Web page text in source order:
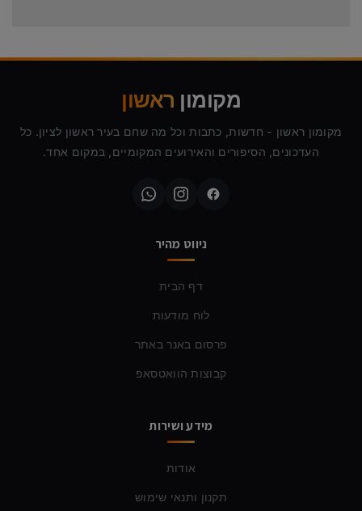
מקומון ראשון
מקומון ראשון - חדשות, כתבות וכל מה שחם בעיר ראשון לציון. כל
העדכונים, הסיפורים והאירועים המקומיים, במקום אחד.
ניווט מהיר
דף הבית
לוח מודעות
פרסום באנר באתר
קבוצות הוואטסאפ
מידע ושירות
אודות
תקנון ותנאי שימוש